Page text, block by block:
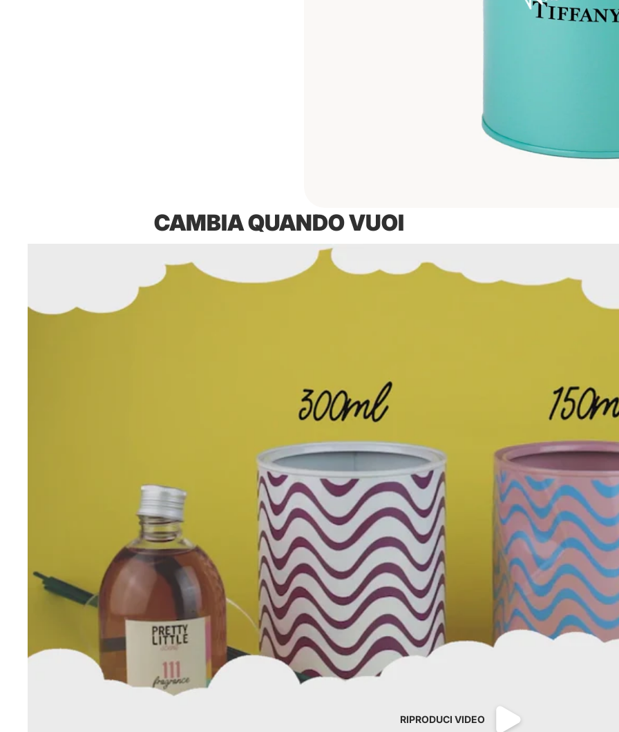
CAMBIA QUANDO VUOI
RIPRODUCI VIDEO